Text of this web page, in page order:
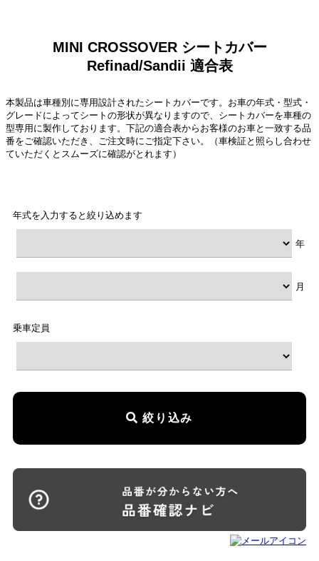
MINI CROSSOVER シートカバー
Refinad/Sandii 適合表
本製品は車種別に専用設計されたシートカバーです。お車の年式・型式・
グレードによってシートの形状が異なりますので、シートカバーを車種の
型専用に製作しております。下記の適合表からお客様のお車と一致する品
番をご確認いただき、ご注文時にご指定下さい。（車検証と照らし合わせ
ていただくとスムーズに確認がとれます）
年式を入力すると絞り込めます
年
月
乗車定員
絞り込み